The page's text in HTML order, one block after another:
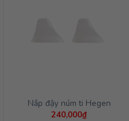
Nắp đậy núm ti Hegen
240,000₫